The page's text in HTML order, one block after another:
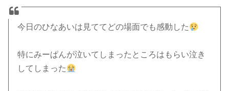
今日のひなあいは見ててどの場面でも感動した
特にみーぱんが泣いてしまったところはもらい泣き
してしまった